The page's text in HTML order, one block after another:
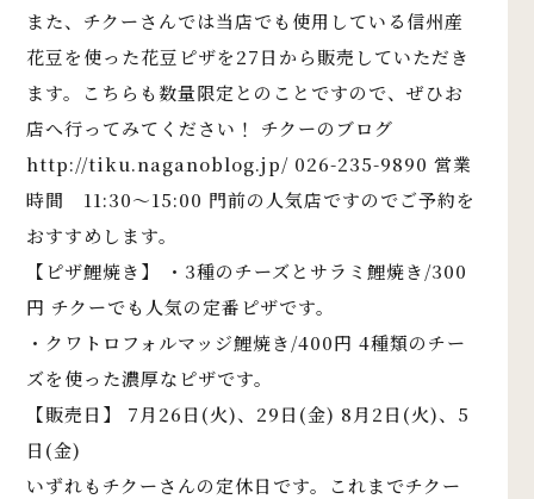
また、チクーさんでは当店でも使用している信州産
花豆を使った花豆ピザを27日から販売していただき
ます。こちらも数量限定とのことですので、ぜひお
店へ行ってみてください！ チクーのブログ
http://tiku.naganoblog.jp/ 026-235-9890 営業
時間 11:30〜15:00 門前の人気店ですのでご予約を
おすすめします。
【ピザ鯉焼き】 ・3種のチーズとサラミ鯉焼き/300
円 チクーでも人気の定番ピザです。
・クワトロフォルマッジ鯉焼き/400円 4種類のチー
ズを使った濃厚なピザです。
【販売日】 7月26日(火)、29日(金) 8月2日(火)、5
日(金)
いずれもチクーさんの定休日です。これまでチクー